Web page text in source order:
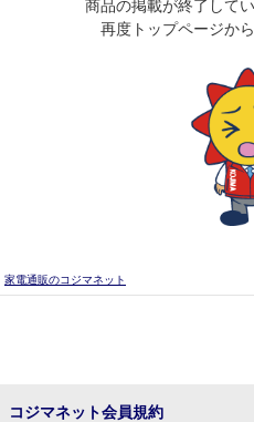
商品の掲載が終了して
再度トップページか
家電通販のコジマネット
コジマネット会員規約